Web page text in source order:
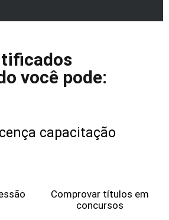
você pode:
capacitação
Comprovar títulos em
concursos